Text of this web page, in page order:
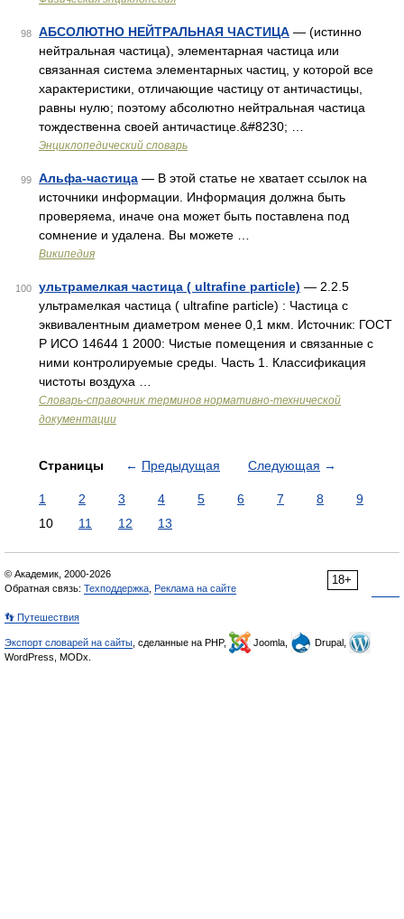
98 АБСОЛЮТНО НЕЙТРАЛЬНАЯ ЧАСТИЦА — (истинно
нейтральная частица), элементарная частица или
связанная система элементарных частиц, у которой все
характеристики, отличающие частицу от античастицы,
равны нулю; поэтому абсолютно нейтральная частица
тождественна своей античастице.&#8230; …
Энциклопедический словарь
99 Альфа-частица — В этой статье не хватает ссылок на
источники информации. Информация должна быть
проверяема, иначе она может быть поставлена под
сомнение и удалена. Вы можете …
Википедия
100 ультрамелкая частица ( ultrafine particle) — 2.2.5
ультрамелкая частица ( ultrafine particle) : Частица с
эквивалентным диаметром менее 0,1 мкм. Источник: ГОСТ
Р ИСО 14644 1 2000: Чистые помещения и связанные с
ними контролируемые среды. Часть 1. Классификация
чистоты воздуха …
Словарь-справочник терминов нормативно-технической
документации
Страницы ← Предыдущая Следующая →
1 2 3 4 5 6 7 8
9
10
11 12 13
18+
© Академик, 2000-2026
Обратная связь: Техподдержка Реклама на сайте
👣 Путешествия
Экспорт словарей на сайты , сделанные на PHP, Joomla,
Drupal,
WordPress, MODx.